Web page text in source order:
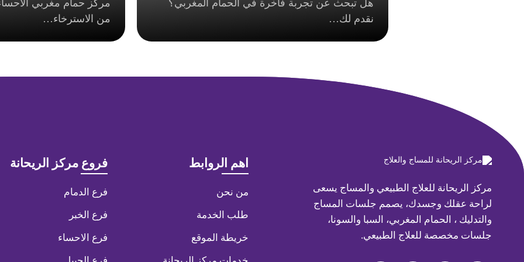
هل تبحث عن تجربة فاخرة في الحمام المغربي؟
نقدم لك…
مركز حمام مغربي
من الاسترخاء…
مركز الريحانة للعلاج الطبيعي والمساج يسعى
لراحة عقلك وجسدك، يصمم جلسات المساج
والتدليك ، الحمام المغربي، السبا والسونا،
جلسات مخصصة للعلاج الطبيعي.
اهم الروابط
من نحن
طلب الخدمة
خريطة الموقع
فروع مركز الريحانة
فرع الدمام
فرع الخبر
فرع الاحساء